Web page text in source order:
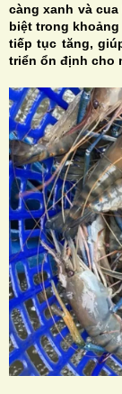
càng xanh và
biệt trong
tiếp tục tăng,
triển ổn định cho